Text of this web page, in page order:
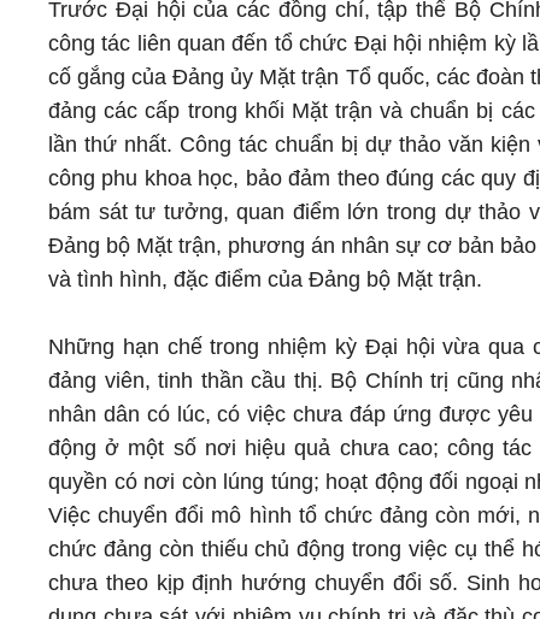
Trước Đại hội của các đồng chí, tập thể Bộ
công tác liên quan đến tổ chức Đại hội nhiệm kỳ
cố gắng của Đảng ủy Mặt trận Tổ quốc, các
đảng các cấp trong khối Mặt trận và chuẩn bị
lần thứ nhất. Công tác chuẩn bị dự thảo văn
công phu khoa học, bảo đảm theo đúng các quy
bám sát tư tưởng, quan điểm lớn trong dự thảo
Đảng bộ Mặt trận, phương án nhân sự cơ bản
và tình hình, đặc điểm của Đảng bộ Mặt trận.
Những hạn chế trong nhiệm kỳ Đại hội vừa
đảng viên, tinh thần cầu thị. Bộ Chính trị cũng
nhân dân có lúc, có việc chưa đáp ứng được
động ở một số nơi hiệu quả chưa cao; công
quyền có nơi còn lúng túng; hoạt động đối ngoại
Việc chuyển đổi mô hình tổ chức đảng còn mới,
chức đảng còn thiếu chủ động trong việc cụ thể
chưa theo kịp định hướng chuyển đổi số. Sinh